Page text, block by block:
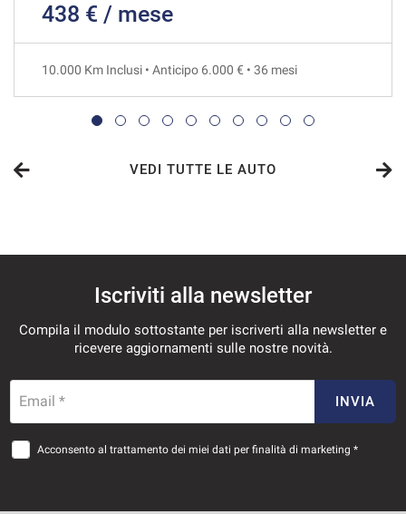
807€/mese
36 Mesi
VEDI
863€/mese
36 Mesi
438 € / mese
10.000 Km Inclusi • Anticipo 6.000 € • 36 mesi
VEDI TUTTE LE AUTO
Iscriviti alla newsletter
Compila il modulo sottostante per iscriverti alla newsletter e
ricevere aggiornamenti sulle nostre novità.
Email * INVIA
Acconsento al trattamento dei miei dati per finalità di marketing *